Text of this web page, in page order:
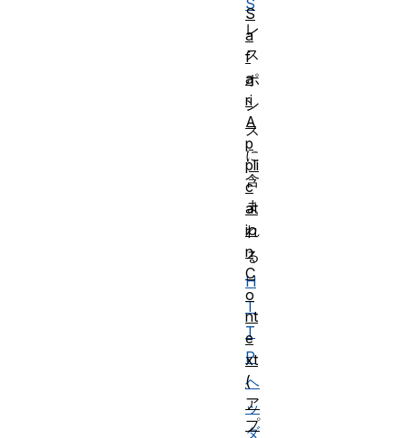
レ
ス
ポ
ン
ス
に
含
ま
れ
る
H
T
T
P
ヘ
ッ
ダ
S
a
f
a
ri
A
p
pli
c
at
io
n
C
o
nt
e
xt
(
ア
プ